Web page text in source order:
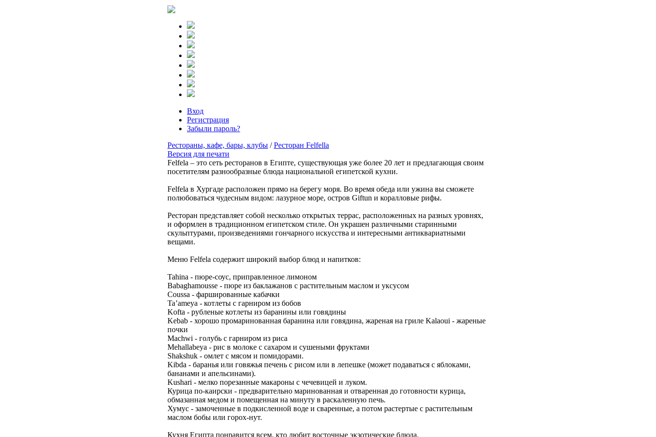
Вход
Регистрация
Забыли пароль?
Рестораны, кафе, бары, клубы /Ресторан Felfella
Версия для печати
Felfela – это сеть ресторанов в Египте, существующая уже более 20 лет и предлагающая своим
посетителям разнообразные блюда национальной египетской кухни.
Felfela в Хургаде расположен прямо на берегу моря. Во время обеда или ужина вы сможете
полюбоваться чудесным видом: лазурное море, остров Giftun и коралловые рифы.
Ресторан представляет собой несколько открытых террас, расположенных на разных уровнях,
и оформлен в традиционном египетском стиле. Он украшен различными старинными
скульптурами, произведениями гончарного искусства и интересными антиквариатными
вещами.
Меню Felfela содержит широкий выбор блюд и напитков:
Tahina - пюре-соус, приправленное лимоном
Babaghamousse - пюре из баклажанов с растительным маслом и уксусом
Coussa - фаршированные кабачки
Ta’ameya - котлеты с гарниром из бобов
Kofta - рубленые котлеты из баранины или говядины
Kebab - хорошо промаринованная баранина или говядина, жареная на гриле Kalaoui - жареные
почки
Machwi - голубь с гарниром из риса
Mehallabeya - рис в молоке с сахаром и сушеными фруктами
Shakshuk - омлет с мясом и помидорами.
Kibda - баранья или говяжья печень с рисом или в лепешке (может подаваться с яблоками,
бананами и апельсинами).
Kushari - мелко порезанные макароны с чечевицей и луком.
Курица по-каирски - предварительно маринованная и отваренная до готовности курица,
обмазанная медом и помещенная на минуту в раскаленную печь.
Хумус - замоченные в подкисленной воде и сваренные, а потом растертые с растительным
маслом бобы или горох-нут.
Кухня Египта понравится всем, кто любит восточные экзотические блюда.